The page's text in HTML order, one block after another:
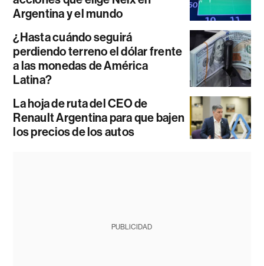
Argentina y el mundo
¿Hasta cuándo seguirá
perdiendo terreno el dólar frente
a las monedas de América
Latina?
La hoja de ruta del CEO de
Renault Argentina para que bajen
los precios de los autos
PUBLICIDAD